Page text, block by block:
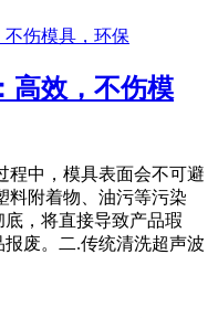
高效，不伤模
程中，模具表面会不可避
料附着物、油污等污染
，将直接导致产品瑕
废。二.传统清洗超声波